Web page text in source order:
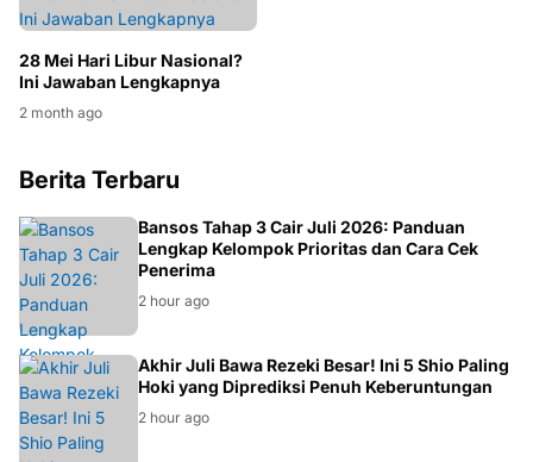
28 Mei Hari Libur Nasional?
Ini Jawaban Lengkapnya
2 month ago
Berita Terbaru
BANSOS
Bansos Tahap 3 Cair Juli 2026: Panduan
Lengkap Kelompok Prioritas dan Cara Cek
Penerima
2 hour ago
ASTROLOGI
Akhir Juli Bawa Rezeki Besar! Ini 5 Shio Paling
Hoki yang Diprediksi Penuh Keberuntungan
2 hour ago